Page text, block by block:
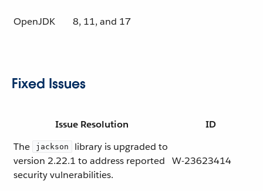
OpenJDK 8, 11, and 17
Fixed Issues
Issue Resolution
ID
The
jackson
library is upgraded to
version 2.22.1 to address reported
security vulnerabilities.
W-23623414